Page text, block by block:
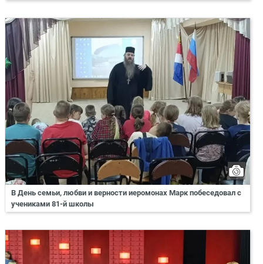
В День семьи, любви и верности иеромонах Марк побеседовал с
учениками 81-й школы